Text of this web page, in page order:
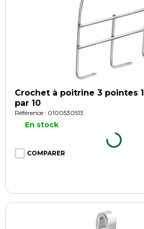
Crochet à poitrine 3 pointes
par 10
Référence : 0100530513
En stock
COMPARER